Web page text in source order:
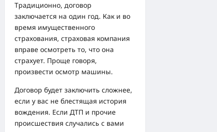
Традиционно, договор
заключается на один год. Как и во
время имущественного
страхования, страховая компания
вправе осмотреть то, что она
страхует. Проще говоря,
произвести осмотр машины.
Договор будет заключить сложнее,
если у вас не блестящая история
вождения. Если ДТП и прочие
происшествия случались с вами